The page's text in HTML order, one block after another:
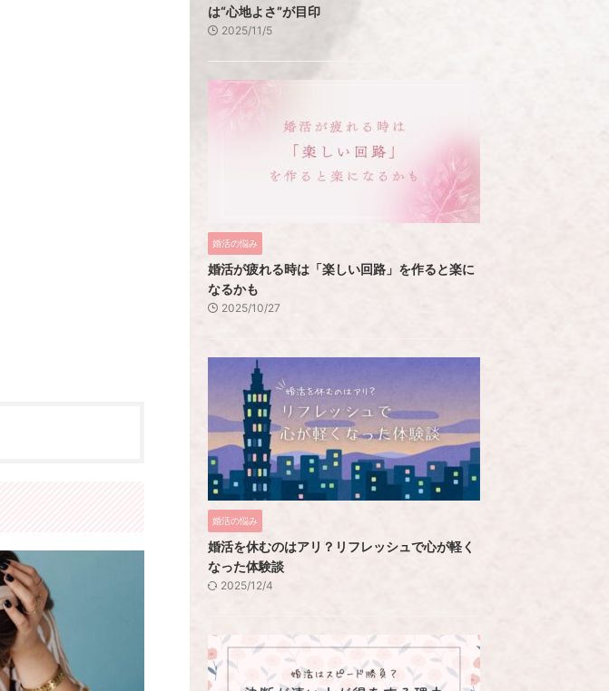
は“心地よさ”が目印
2025/11/5
婚活の悩み
婚活が疲れる時は「楽しい回路」を作ると楽に
なるかも
2025/10/27
婚活の悩み
婚活を休むのはアリ？リフレッシュで心が軽く
なった体験談
2025/12/4